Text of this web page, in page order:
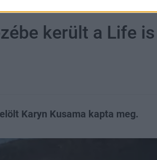
került a Life is
Karyn Kusama kapta meg.